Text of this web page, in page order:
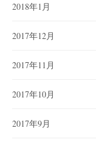
2018年1月
2017年12月
2017年11月
2017年10月
2017年9月